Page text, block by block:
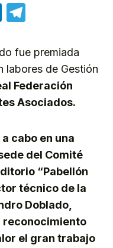
LinkedIn
fue premiada
labores de Gestión
Federación
Asociados.
cabo en una
del Comité
“Pabellón
técnico de la
Doblado,
reconocimiento
el gran trabajo